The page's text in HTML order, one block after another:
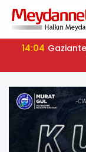
14:04